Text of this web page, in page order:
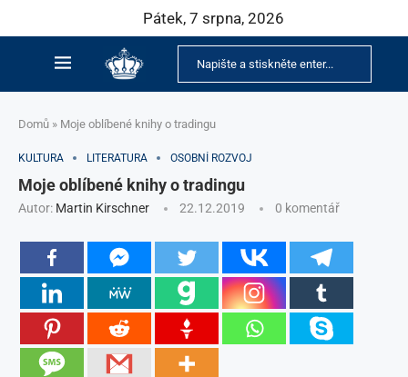
Pátek, 7 srpna, 2026
Domů » Moje oblíbené knihy o tradingu
KULTURA LITERATURA OSOBNÍ ROZVOJ
Moje oblíbené knihy o tradingu
Autor: Martin Kirschner 22.12.2019 0 komentář